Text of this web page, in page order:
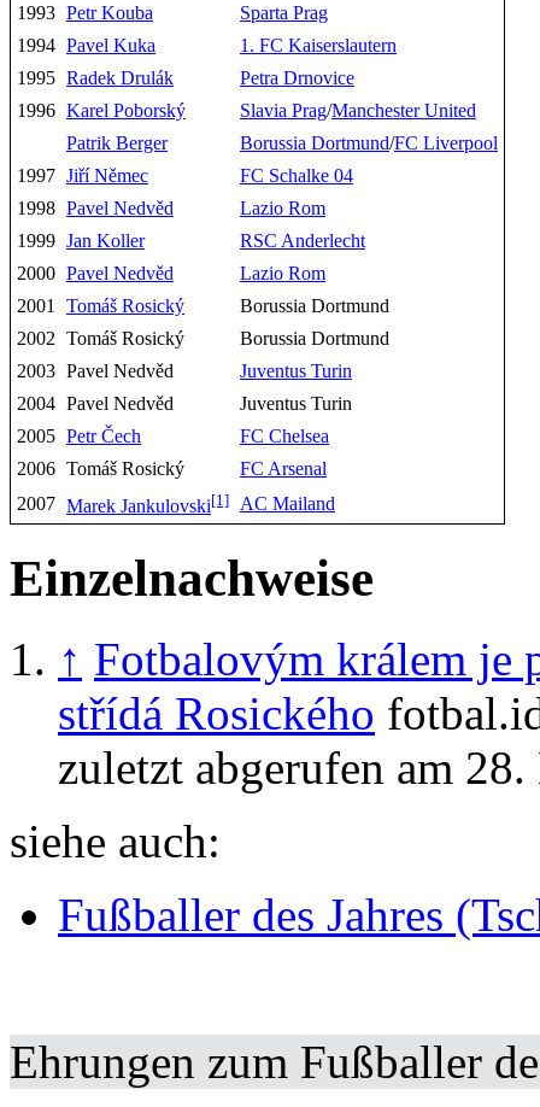
1993 Petr Kouba
Sparta Prag
1994 Pavel Kuka
1. FC Kaiserslautern
1995 Radek Drulák
Petra Drnovice
1996 Karel Poborský Slavia Prag/Manchester United
Patrik Berger
Borussia Dortmund/FC Liverpool
1997 Jiří Němec
FC Schalke 04
1998 Pavel Nedvěd
Lazio Rom
1999 Jan Koller
RSC Anderlecht
2000 Pavel Nedvěd
Lazio Rom
2001
Tomáš Rosický
Borussia Dortmund
2002 Tomáš Rosický
Borussia Dortmund
2003 Pavel Nedvěd
Juventus Turin
2004 Pavel Nedvěd
Juventus Turin
2005 Petr Čech
FC Chelsea
2006 Tomáš Rosický
FC Arsenal
2007 Marek Jankulovski[1] AC Mailand
Einzelnachweise
↑ Fotbalovým králem je
střídá Rosického
zuletzt abgerufen am
siehe auch:
Fußballer des Jahres
Ehrungen zum Fußballer